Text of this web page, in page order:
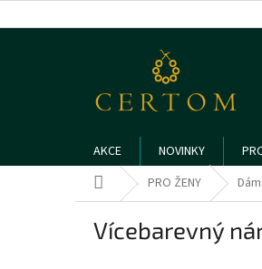
na
AKCE NOVINKY
Domů PRO ŽENY
Vícebarevný